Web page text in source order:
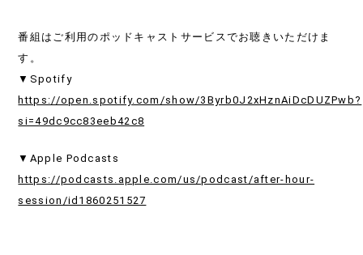
番組はご利用のポッドキャストサービスでお聴きいただけま
す。
▼Spotify
https://open.spotify.com/show/3Byrb0J2xHznAiDcDUZPwb?
si=49dc9cc83eeb42c8
▼Apple Podcasts
https://podcasts.apple.com/us/podcast/after-hour-
session/id1860251527